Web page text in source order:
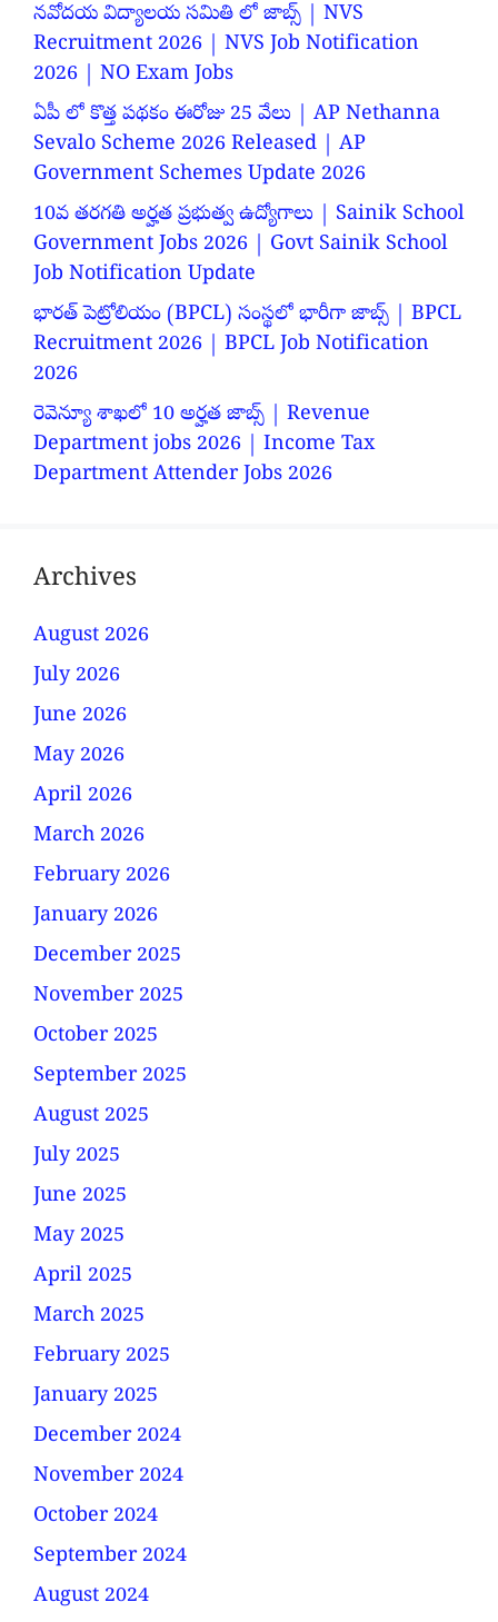
నవోదయ విద్యాలయ సమితి లో జాబ్స్ | NVS
Recruitment 2026 | NVS Job Notification
2026 | NO Exam Jobs
ఏపీ లో కొత్త పథకం ఈరోజు 25 వేలు | AP Nethanna
Sevalo Scheme 2026 Released | AP
Government Schemes Update 2026
10వ తరగతి అర్హత ప్రభుత్వ ఉద్యోగాలు | Sainik School
Government Jobs 2026 | Govt Sainik School
Job Notification Update
భారత్ పెట్రోలియం (BPCL) సంస్థలో భారీగా జాబ్స్ | BPCL
Recruitment 2026 | BPCL Job Notification
2026
రెవెన్యూ శాఖలో 10 అర్హత జాబ్స్ | Revenue
Department jobs 2026 | Income Tax
Department Attender Jobs 2026
Archives
August 2026
July 2026
June 2026
May 2026
April 2026
March 2026
February 2026
January 2026
December 2025
November 2025
October 2025
September 2025
August 2025
July 2025
June 2025
May 2025
April 2025
March 2025
February 2025
January 2025
December 2024
November 2024
October 2024
September 2024
August 2024